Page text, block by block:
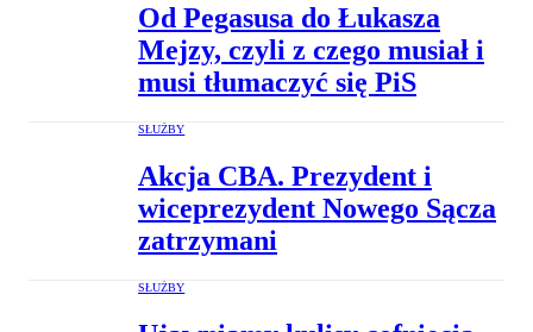
Od Pegasusa do Łukasza
Mejzy, czyli z czego musiał i
musi tłumaczyć się PiS
SŁUŻBY
Akcja CBA. Prezydent i
wiceprezydent Nowego Sącza
zatrzymani
SŁUŻBY